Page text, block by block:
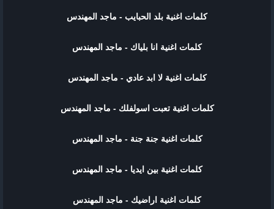
كلمات اغنية بلد الحبايب - ماجد المهندس
كلمات اغنية انا بلياك - ماجد المهندس
كلمات اغنية لا ابد عادي - ماجد المهندس
كلمات اغنية تعبت اسولفلك - ماجد المهندس
كلمات اغنية جنة جنة - ماجد المهندس
كلمات اغنية بين ايديا - ماجد المهندس
كلمات اغنية اراضيك - ماجد المهندس